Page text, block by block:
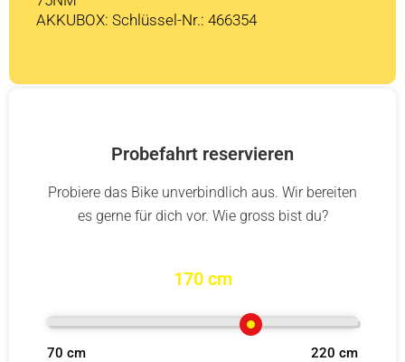
AKKUBOX: Schlüssel-Nr.: 466354
Probefahrt reservieren
Probiere das Bike unverbindlich aus. Wir bereiten
es gerne für dich vor. Wie gross bist du?
170 cm
70 cm 220 cm